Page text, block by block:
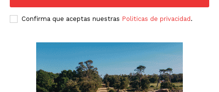
Confirma que aceptas nuestras Politicas de privacidad.